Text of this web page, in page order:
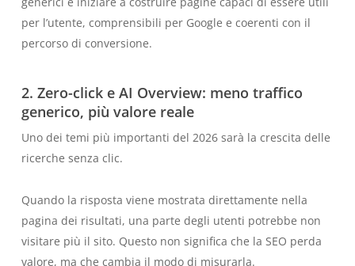
per l’utente, comprensibili per Google e coerenti con il
percorso di conversione.
2. Zero-click e AI Overview: meno traffico
generico, più valore reale
Uno dei temi più importanti del 2026 sarà la crescita delle
ricerche senza clic.
Quando la risposta viene mostrata direttamente nella
pagina dei risultati, una parte degli utenti potrebbe non
visitare più il sito. Questo non significa che la SEO perda
valore, ma che cambia il modo di misurarla.